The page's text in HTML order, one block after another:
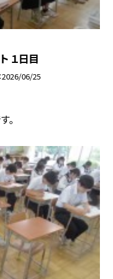
１日目
2026/06/25
。